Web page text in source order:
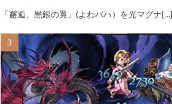
「邂逅、黒銀の翼」(よわバハ）を光マグナ[…]